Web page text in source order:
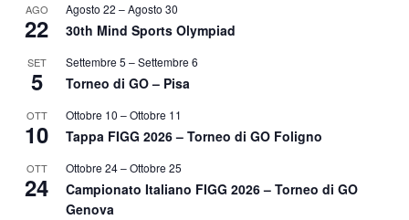
AGO
22
Agosto 22 –Agosto 30
30th Mind Sports Olympiad
SET
5
Settembre 5 –Settembre 6
Torneo di GO – Pisa
OTT
10
Ottobre 10 –Ottobre 11
Tappa FIGG 2026 – Torneo di GO Foligno
OTT
24
Ottobre 24–Ottobre 25
Campionato Italiano FIGG 2026 – Torneo di GO
Genova